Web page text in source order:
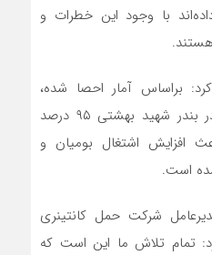
با وجود این خطرات و
براساس آمار احصا شده،
تخلیه و بارگیری کانتینری در بندر شهید بهشتی ۹۵ درصد
افزایش اشتغال بومیان و
است.
شرکت حمل کانتینری
تمام تلاش ما این است که